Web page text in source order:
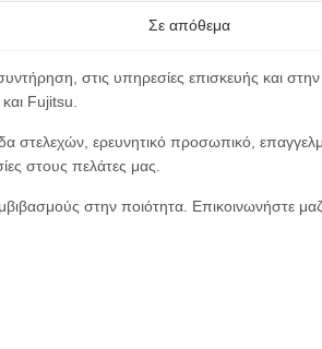
Σε απόθεμα
στις υπηρεσίες επισκευής και
Fujitsu.
στελεχών, ερευνητικό προσωπικό,
στους πελάτες μας.
στην ποιότητα. Επικοινωνήστε